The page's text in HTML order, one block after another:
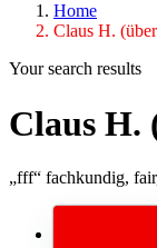
Home
Claus H.
Your search results
Claus H.
„fff“ fachkundig,